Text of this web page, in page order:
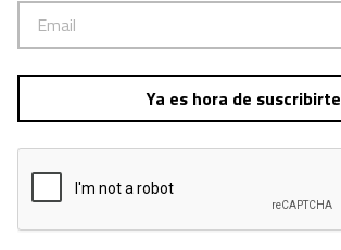
Ya es hora de suscribirte